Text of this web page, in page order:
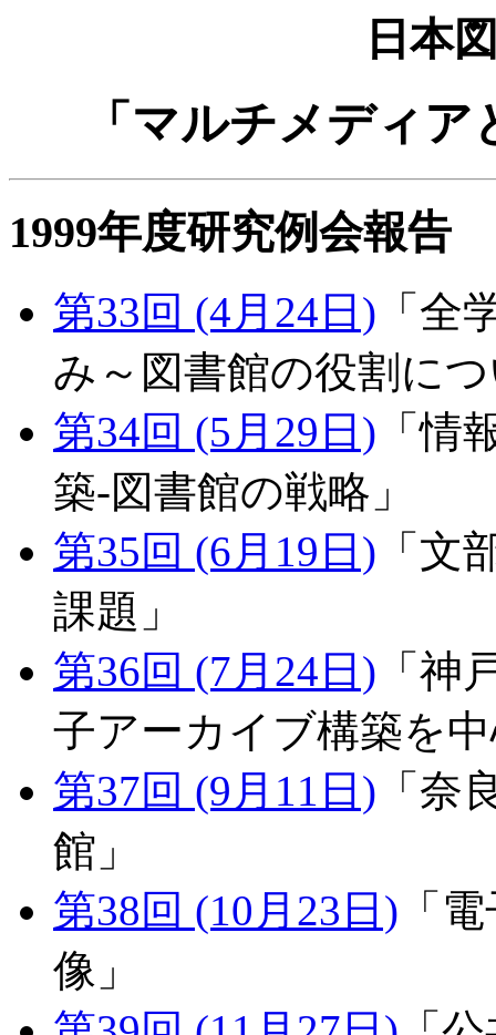
日本
「マルチメディ
1999年度研究例会報告
第33回 (4月24日) 「全
み～図書館の役割に
第34回 (5月29日) 「情
築-図書館の戦略」
第35回 (6月19日) 「文
課題」
第36回 (7月24日) 「神
子アーカイブ構築を
第37回 (9月11日) 「奈
館」
第38回 (10月23日) 「
像」